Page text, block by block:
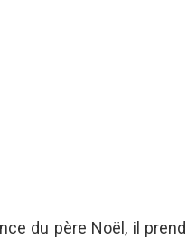
du père Noël, il prend